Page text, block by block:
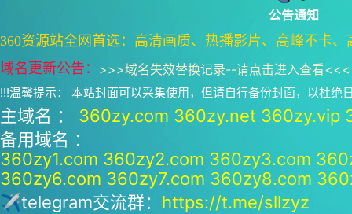
公告通知
360资源站全网首选：高清画质、热播影片、高峰不卡
域名更新公告： >>>域名失效替换记录--请点击进入查看<<<
!!!温馨提示： 本站封面可以采集使用，但请自行备份封面，以杜绝
主域名 ： 360zy.com 360zy.net 360zy.vip
备用域名 ：
360zy1.com 360zy2.com 360zy3.com
360zy6.com 360zy7.com 360zy8.com
✈telegram交流群： https://t.me/sllzyz